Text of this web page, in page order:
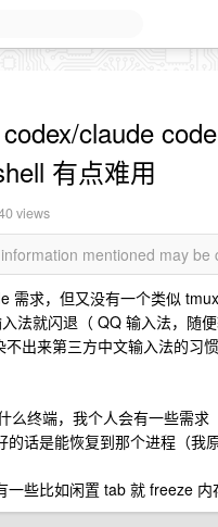
claude
有点难用
views
mentioned may be
需求，但又没有一个类似
法就闪退（ QQ 输入法，随
出来第三方中文输入法的习
么终端，我个人会有一些需求
话是能恢复到那个进程（我
些比如闲置 tab 就 freeze 内